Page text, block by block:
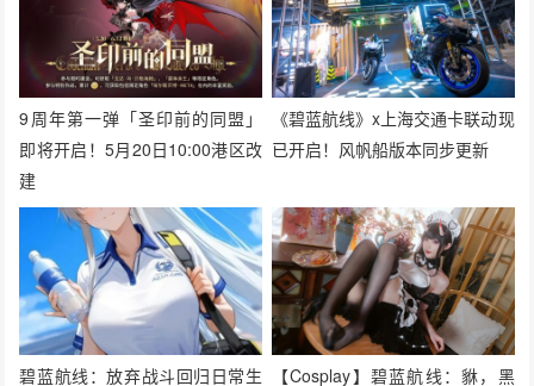
9周年第一弹「圣印前的同盟」
即将开启！5月20日10:00港区改
建
《碧蓝航线》x上海交通卡联动现
已开启！风帆船版本同步更新
碧蓝航线：放弃战斗回归日常生 【Cosplay】碧蓝航线：貅，黑